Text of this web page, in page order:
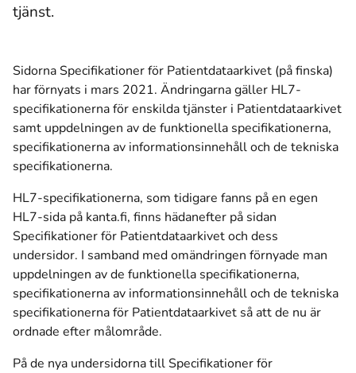
tjänst.
Sidorna Specifikationer för Patientdataarkivet (på finska)
har förnyats i mars 2021. Ändringarna gäller HL7-
specifikationerna för enskilda tjänster i Patientdataarkivet
samt uppdelningen av de funktionella specifikationerna,
specifikationerna av informationsinnehåll och de tekniska
specifikationerna.
HL7-specifikationerna, som tidigare fanns på en egen
HL7-sida på kanta.fi, finns hädanefter på sidan
Specifikationer för Patientdataarkivet och dess
undersidor. I samband med omändringen förnyade man
uppdelningen av de funktionella specifikationerna,
specifikationerna av informationsinnehåll och de tekniska
specifikationerna för Patientdataarkivet så att de nu är
ordnade efter målområde.
På de nya undersidorna till Specifikationer för